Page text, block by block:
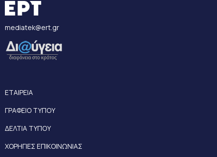
mediatek@ert.gr
ΕΤΑΙΡΕΙΑ
ΓΡΑΦΕΙΟ ΤΥΠΟΥ
ΔΕΛΤΙΑ ΤΥΠΟΥ
ΧΟΡΗΓΙΕΣ ΕΠΙΚΟΙΝΩΝΙΑΣ